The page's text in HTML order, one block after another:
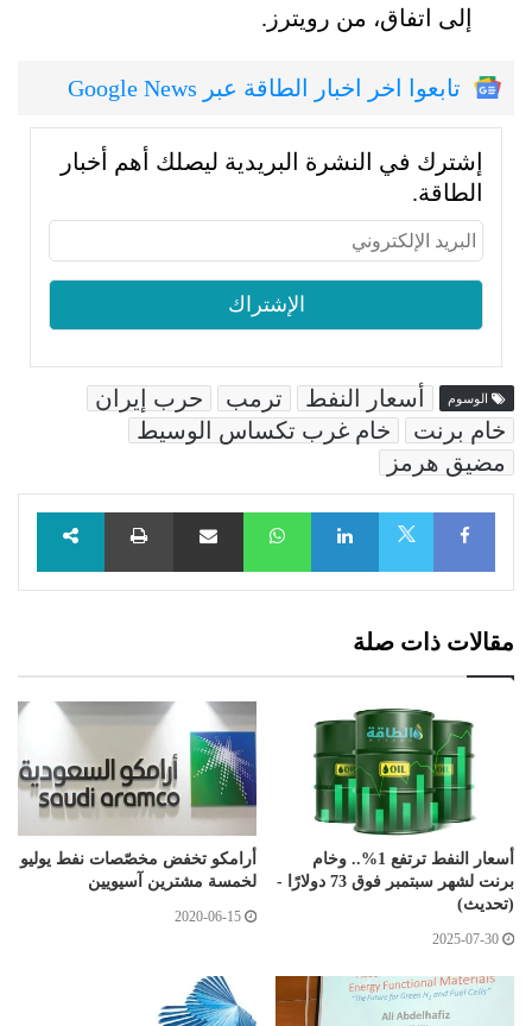
إلى اتفاق، من رويترز.
تابعوا اخر اخبار الطاقة عبر Google News
إشترك في النشرة البريدية ليصلك أهم أخبار
الطاقة.
الوسوم أسعار النفط ترمب
حرب إيران
خام برنت
خام غرب تكساس الوسيط
مضيق هرمز
Facebook
LinkedIn
WhatsAppمشاركة عبر البريد طباعة
مقالات ذات صلة
أسعار النفط ترتفع 1%.. وخام
برنت لشهر سبتمبر فوق 73 دولارًا -
(تحديث)
2025-07-30
أرامكو تخفض مخصّصات نفط يوليو
لخمسة مشترين آسيويين
2020-06-15